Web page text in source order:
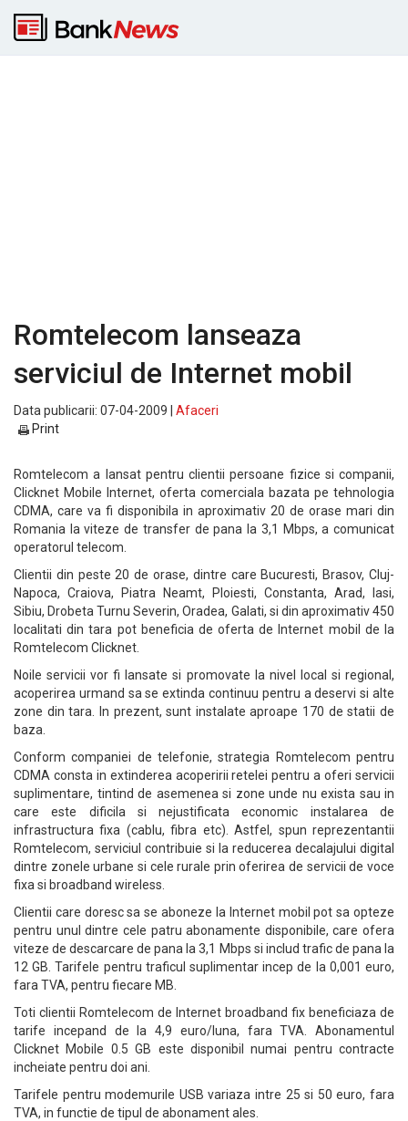
Romtelecom lanseaza
serviciul de Internet mobil
Data publicarii: 07-04-2009 | Afaceri
Print
Romtelecom a lansat pentru clientii persoane fizice si companii,
Clicknet Mobile Internet, oferta comerciala bazata pe tehnologia
CDMA, care va fi disponibila in aproximativ 20 de orase mari din
Romania la viteze de transfer de pana la 3,1 Mbps, a comunicat
operatorul telecom.
Clientii din peste 20 de orase, dintre care Bucuresti, Brasov, Cluj-
Napoca, Craiova, Piatra Neamt, Ploiesti, Constanta, Arad, Iasi,
Sibiu, Drobeta Turnu Severin, Oradea, Galati, si din aproximativ 450
localitati din tara pot beneficia de oferta de Internet mobil de la
Romtelecom Clicknet.
Noile servicii vor fi lansate si promovate la nivel local si regional,
acoperirea urmand sa se extinda continuu pentru a deservi si alte
zone din tara. In prezent, sunt instalate aproape 170 de statii de
baza.
Conform companiei de telefonie, strategia Romtelecom pentru
CDMA consta in extinderea acoperirii retelei pentru a oferi servicii
suplimentare, tintind de asemenea si zone unde nu exista sau in
care este dificila si nejustificata economic instalarea de
infrastructura fixa (cablu, fibra etc). Astfel, spun reprezentantii
Romtelecom, serviciul contribuie si la reducerea decalajului digital
dintre zonele urbane si cele rurale prin oferirea de servicii de voce
fixa si broadband wireless.
Clientii care doresc sa se aboneze la Internet mobil pot sa opteze
pentru unul dintre cele patru abonamente disponibile, care ofera
viteze de descarcare de pana la 3,1 Mbps si includ trafic de pana la
12 GB. Tarifele pentru traficul suplimentar incep de la 0,001 euro,
fara TVA, pentru fiecare MB.
Toti clientii Romtelecom de Internet broadband fix beneficiaza de
tarife incepand de la 4,9 euro/luna, fara TVA. Abonamentul
Clicknet Mobile 0.5 GB este disponibil numai pentru contracte
incheiate pentru doi ani.
Tarifele pentru modemurile USB variaza intre 25 si 50 euro, fara
TVA, in functie de tipul de abonament ales.